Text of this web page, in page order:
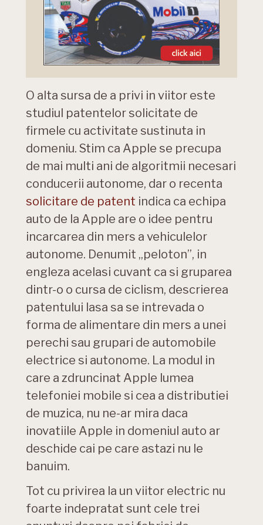
O alta sursa de a privi in viitor este
studiul patentelor solicitate de
firmele cu activitate sustinuta in
domeniu. Stim ca Apple se precupa
de mai multi ani de algoritmii necesari
conducerii autonome, dar o recenta
solicitare de patent indica ca echipa
auto de la Apple are o idee pentru
incarcarea din mers a vehiculelor
autonome. Denumit „peloton”, in
engleza acelasi cuvant ca si gruparea
dintr-o o cursa de ciclism, descrierea
patentului lasa sa se intrevada o
forma de alimentare din mers a unei
perechi sau grupari de automobile
electrice si autonome. La modul in
care a zdruncinat Apple lumea
telefoniei mobile si cea a distributiei
de muzica, nu ne-ar mira daca
inovatiile Apple in domeniul auto ar
deschide cai pe care astazi nu le
banuim.
Tot cu privirea la un viitor electric nu
foarte indepratat sunt cele trei